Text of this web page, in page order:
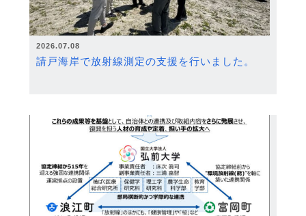
2026.07.08
請戸海岸で放射線測定の支援を行いました。